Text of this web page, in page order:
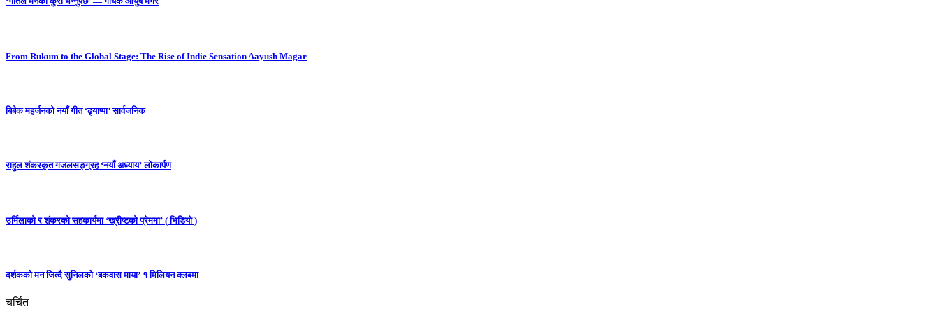
From Rukum to the Global Stage: The Rise of Indie Sensation Aayush Magar
बिबेक महर्जनको नयाँ गीत ‘ढ्याप्पा’ सार्वजनिक
राहुल शंकरकृत गजलसङ्ग्रह ‘नयाँ अध्याय’ लोकार्पण
उर्मिलाको र शंकरको सहकार्यमा ‘ख्रीष्टको प्रेममा’ ( भिडियो )
दर्शकको मन जित्दै सुनिलको ‘बकवास माया’ १ मिलियन क्लबमा
चर्चित